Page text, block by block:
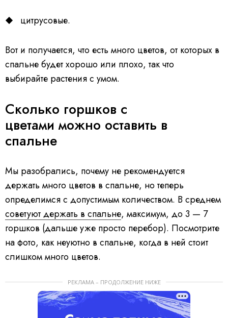
цитрусовые.
Вот и получается, что есть много цветов, от которых в
спальне будет хорошо или плохо, так что
выбирайте растения с умом.
Сколько горшков с
цветами можно оставить в
спальне
Мы разобрались, почему не рекомендуется
держать много цветов в спальне, но теперь
определимся с допустимым количеством. В среднем
советуют держать в спальне, максимум, до 3 — 7
горшков (дальше уже просто перебор). Посмотрите
на фото, как неуютно в спальне, когда в ней стоит
слишком много цветов.
РЕКЛАМА – ПРОДОЛЖЕНИЕ НИЖЕ